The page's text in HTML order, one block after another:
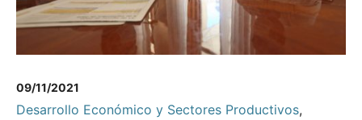
09/11/2021
Desarrollo Económico y Sectores Productivos,